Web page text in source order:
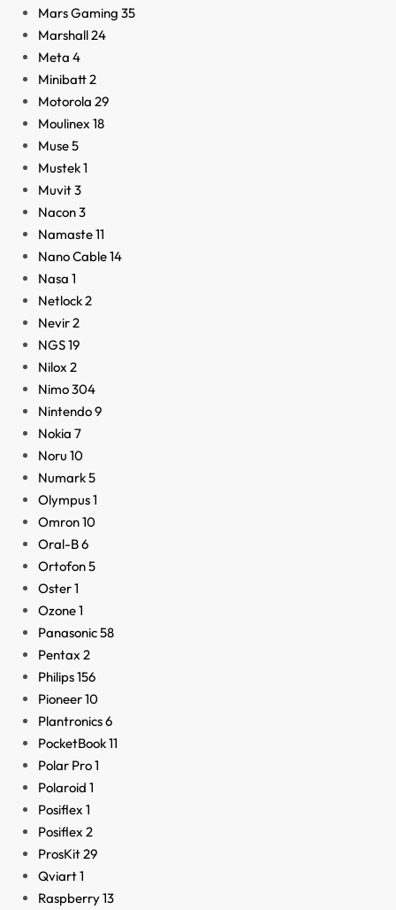
Mars Gaming 35
Marshall24
Meta 4
Minibatt2
Motorola 29
Moulinex 18
Muse5
Mustek1
Muvit3
Nacon3
Namaste11
Nano Cable14
Nasa 1
Netlock2
Nevir2
NGS19
Nilox 2
Nimo304
Nintendo9
Nokia 7
Noru 10
Numark5
Olympus1
Omron10
Oral-B6
Ortofon5
Oster1
Ozone1
Panasonic58
Pentax 2
Philips156
Pioneer10
Plantronics6
PocketBook11
Polar Pro1
Polaroid 1
Posiflex 1
Posiflex 2
ProsKit29
Qviart1
Raspberry13